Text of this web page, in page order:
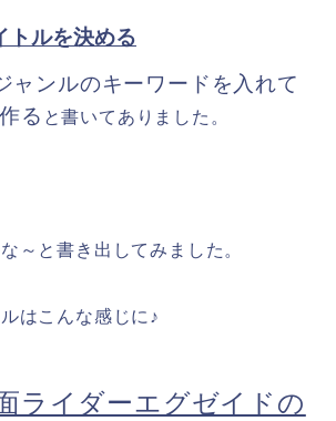
トルを決める
ャンルのキーワードを入れて
る と書いてありました。
～と書き出してみました。
はこんな感じに♪
ライダーエグゼイドの